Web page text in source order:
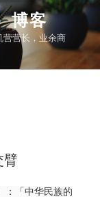
博客
营营长，业余商
臂
：「中华民族的